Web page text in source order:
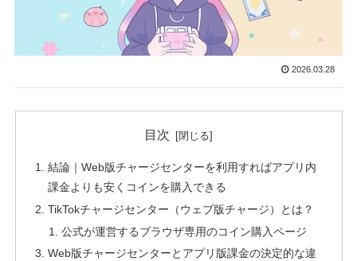
2026.03.28
目次
結論｜Web版チャージセンターを利用すればアプリ内
課金よりも安くコインを購入できる
TikTokチャージセンター（ウェブ版チャージ）とは？
公式が運営するブラウザ専用のコイン購入ページ
Web版チャージセンターとアプリ版課金の決定的な違